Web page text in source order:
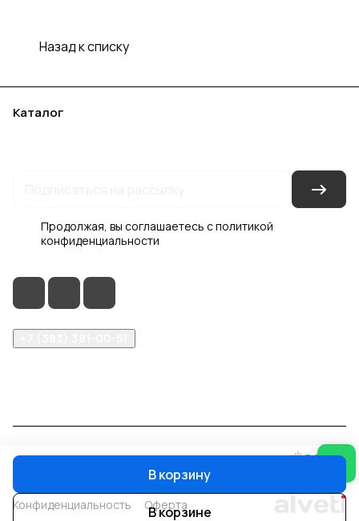
В корзину
В корзине
Назад к списку
Каталог
Продолжая, вы соглашаетесь сполитикой
конфиденциальности
© 2026 Интер-Двери
Конфиденциальность Оферта